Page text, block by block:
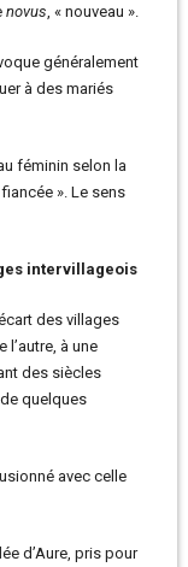
novus , « nouveau ».
généralement
à des mariés
féminin selon la
». Le sens
intervillageois
des villages
l’autre, à une
des siècles
quelques
avec celle
d’Aure, pris pour